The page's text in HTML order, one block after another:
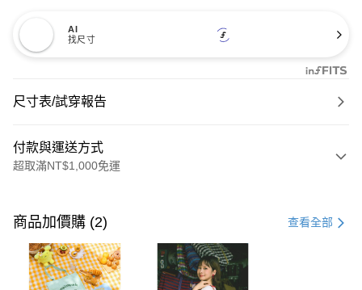
AI
找尺寸
尺寸表/試穿報告
付款與運送方式
超取滿NT$1,000免運
信用卡一次付款
購物金
超商取貨付款
商品加價購 (2) 查看全部